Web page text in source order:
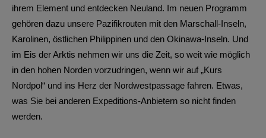
ihrem Element und entdecken Neuland. Im neuen Programm
gehören dazu unsere Pazifikrouten mit den Marschall-Inseln,
Karolinen, östlichen Philippinen und den Okinawa-Inseln. Und
im Eis der Arktis nehmen wir uns die Zeit, so weit wie möglich
in den hohen Norden vorzudringen, wenn wir auf „Kurs
Nordpol“ und ins Herz der Nordwestpassage fahren. Etwas,
was Sie bei anderen Expeditions-Anbietern so nicht finden
werden.